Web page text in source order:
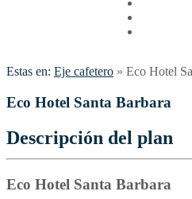
Estas en: Eje cafetero » Eco Hotel
Eco Hotel Santa Barbara
Descripción del plan
Eco Hotel Santa Barbara